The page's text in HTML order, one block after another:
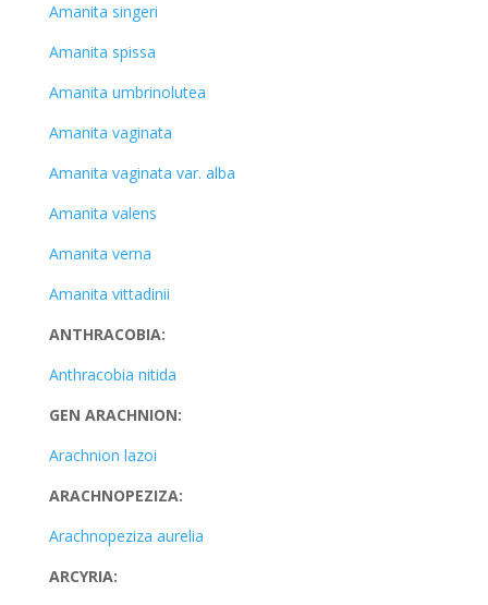
Amanita singeri
Amanita spissa
Amanita umbrinolutea
Amanita vaginata
Amanita vaginata var. alba
Amanita valens
Amanita verna
Amanita vittadinii
ANTHRACOBIA:
Anthracobia nitida
GEN ARACHNION:
Arachnion lazoi
ARACHNOPEZIZA:
Arachnopeziza aurelia
ARCYRIA: